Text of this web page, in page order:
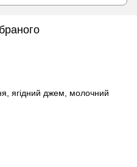
ягідний джем, молочний